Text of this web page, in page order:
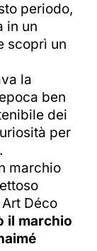
periodo,
in un
scoprì un
la
ben
dei
per
marchio
Déco
il marchio